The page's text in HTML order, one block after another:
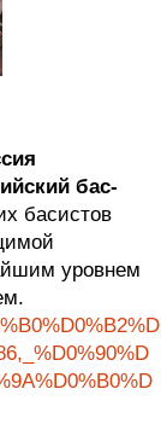
бас-
басистов
уровнем